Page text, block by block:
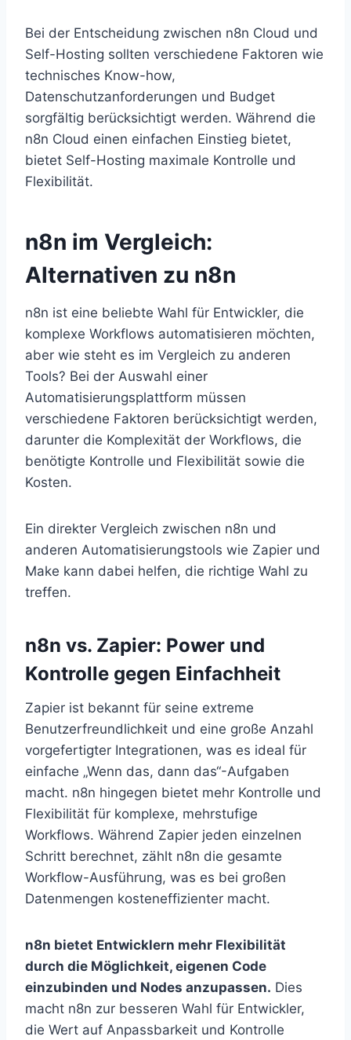
Bei der Entscheidung zwischen n8n Cloud und
Self-Hosting sollten verschiedene Faktoren wie
technisches Know-how,
Datenschutzanforderungen und Budget
sorgfältig berücksichtigt werden. Während die
n8n Cloud einen einfachen Einstieg bietet,
bietet Self-Hosting maximale Kontrolle und
Flexibilität.
n8n im Vergleich:
Alternativen zu n8n
n8n ist eine beliebte Wahl für Entwickler, die
komplexe Workflows automatisieren möchten,
aber wie steht es im Vergleich zu anderen
Tools? Bei der Auswahl einer
Automatisierungsplattform müssen
verschiedene Faktoren berücksichtigt werden,
darunter die Komplexität der Workflows, die
benötigte Kontrolle und Flexibilität sowie die
Kosten.
Ein direkter Vergleich zwischen n8n und
anderen Automatisierungstools wie Zapier und
Make kann dabei helfen, die richtige Wahl zu
treffen.
n8n vs. Zapier: Power und
Kontrolle gegen Einfachheit
Zapier ist bekannt für seine extreme
Benutzerfreundlichkeit und eine große Anzahl
vorgefertigter Integrationen, was es ideal für
einfache „Wenn das, dann das“-Aufgaben
macht. n8n hingegen bietet mehr Kontrolle und
Flexibilität für komplexe, mehrstufige
Workflows. Während Zapier jeden einzelnen
Schritt berechnet, zählt n8n die gesamte
Workflow-Ausführung, was es bei großen
Datenmengen kosteneffizienter macht.
n8n bietet Entwicklern mehr Flexibilität
durch die Möglichkeit, eigenen Code
einzubinden und Nodes anzupassen. Dies
macht n8n zur besseren Wahl für Entwickler,
die Wert auf Anpassbarkeit und Kontrolle